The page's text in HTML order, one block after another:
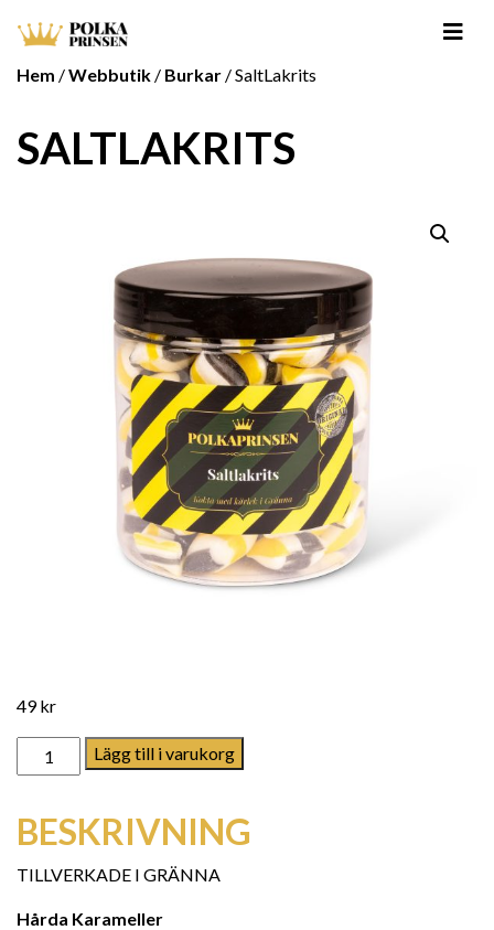
Hem /Webbutik / Burkar / SaltLakrits
SALTLAKRITS
49kr
SaltLakrits mängdLägg till i varukorg
BESKRIVNING
TILLVERKADE I GRÄNNA
Hårda Karameller